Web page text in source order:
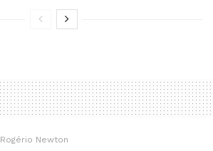
Rogério Newton